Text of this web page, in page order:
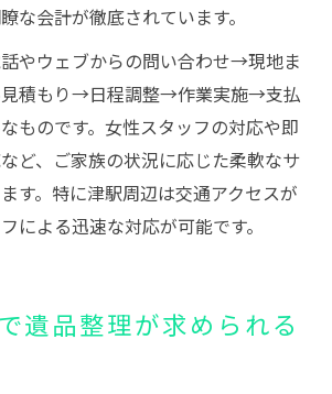
な会計が徹底されています。
やウェブからの問い合わせ→現地ま
見積もり→日程調整→作業実施→支払
ものです。女性スタッフの対応や即
ど、ご家族の状況に応じた柔軟なサ
す。特に津駅周辺は交通アクセスが
による迅速な対応が可能です。
遺品整理が求められる